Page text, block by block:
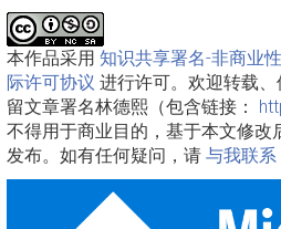
本作品采用 知识共享署名-非商业
际许可协议 进行许可。欢迎转载
留文章署名林德熙（包含链接：
不得用于商业目的，基于本文修改
发布。如有任何疑问，请 与我联系